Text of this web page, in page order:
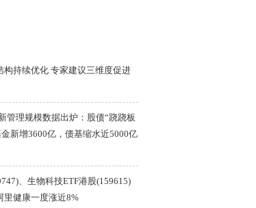
构持续优化 专家建议三维度促进
管理规模数据出炉：股债“跷跷板
新增3600亿，债基缩水近5000亿
、生物科技ETF港股(159615)
里健康一度涨近8%